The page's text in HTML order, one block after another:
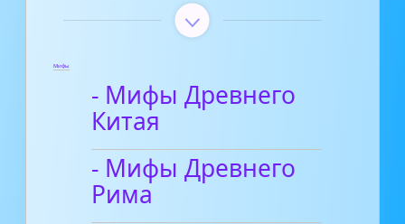
Мифы
- Мифы Древнего
Китая
- Мифы Древнего
Рима